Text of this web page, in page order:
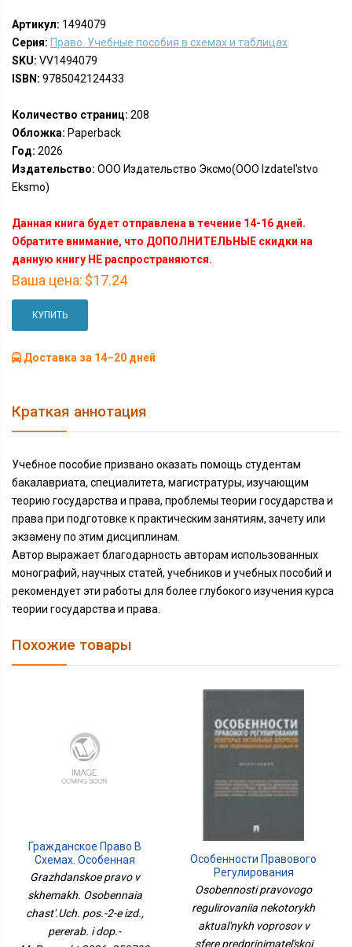
Артикул: 1494079
Серия: Право. Учебные пособия в схемах и таблицах
SKU: VV1494079
ISBN: 9785042124433
Количество страниц: 208
Обложка: Paperback
Год: 2026
Издательство: ООО Издательство Эксмо(OOO Izdatel'stvo
Eksmo)
Данная книга будет отправлена в течение 14-16 дней.
Обратите внимание, что ДОПОЛНИТЕЛЬНЫЕ скидки на
данную книгу НЕ распространяются.
Ваша цена: $17.24
КУПИТЬ
Доставка за 14–20 дней
Краткая аннотация
Учебное пособие призвано оказать помощь студентам
бакалавриата, специалитета, магистратуры, изучающим
теорию государства и права, проблемы теории государства и
права при подготовке к практическим занятиям, зачету или
экзамену по этим дисциплинам.
Автор выражает благодарность авторам использованных
монографий, научных статей, учебников и учебных пособий и
рекомендует эти работы для более глубокого изучения курса
теории государства и права.
Похожие товары
Гражданское Право В
Схемах. Особенная
Часть.Уч. Пос.-2-Е Изд.,
Перераб. И Доп.-
М.:Проспект,2026.
250799
Grazhdanskoe pravo v
skhemakh. Osobennaia
chast'.Uch. pos.-2-e izd.,
pererab. i dop.-
Особенности Правового
Регулирования
Некоторых Актуальных
Вопросов В Сфере
Предпринимательской
Деятельности.
Монография.-М.:Блок-
Osobennosti pravovogo
regulirovaniia nekotorykh
aktual'nykh voprosov v
sfere predprinimatel'skoi